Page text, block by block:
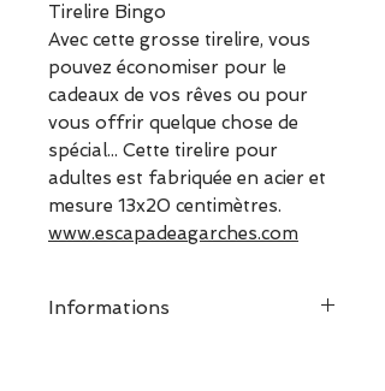
Tirelire Bingo
Avec cette grosse tirelire, vous
pouvez économiser pour le
cadeaux de vos rêves ou pour
vous offrir quelque chose de
spécial... Cette tirelire pour
adultes est fabriquée en acier et
mesure 13x20 centimètres.
www.escapadeagarches.com
Informations